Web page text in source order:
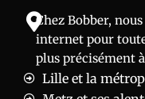
Chez Bobber,
internet pour
plus précisément
Lille et la